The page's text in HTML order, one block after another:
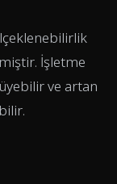
İşletme
ve artan